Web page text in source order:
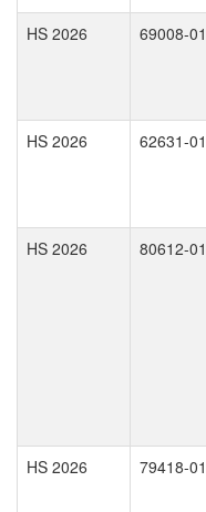
HS 2026
69008-01
HS 2026
62631-01
HS 2026
80612-01
HS 2026
79418-01